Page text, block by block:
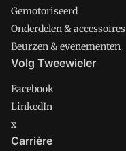
Gemotoriseerd
Onderdelen & accessoires
Beurzen & evenementen
Volg Tweewieler
Facebook
LinkedIn
x
Carrière